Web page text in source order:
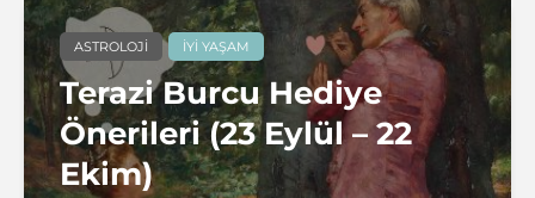
ASTROLOJI İYI YAŞAM
Terazi Burcu Hediye
Önerileri (23 Eylül – 22
Ekim)